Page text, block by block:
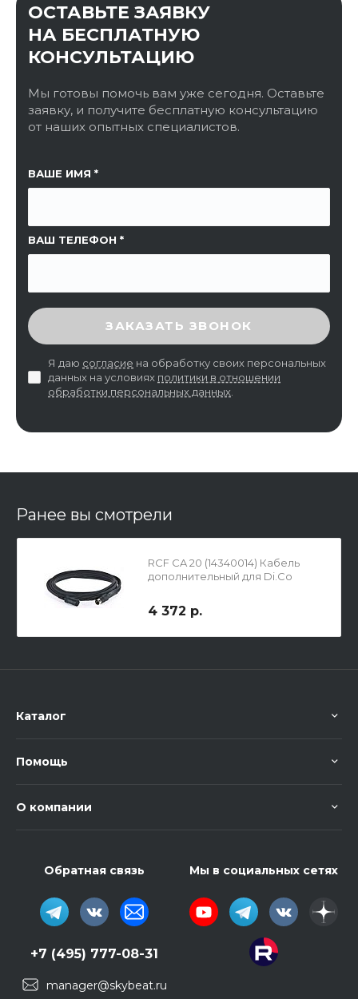
ОСТАВЬТЕ ЗАЯВКУ
НА БЕСПЛАТНУЮ
КОНСУЛЬТАЦИЮ
Мы готовы помочь вам уже сегодня. Оставьте
заявку, и получите бесплатную консультацию
от наших опытных специалистов.
ВАШЕ ИМЯ
ВАШ ТЕЛЕФОН
ССЫЛКА НА СТРАНИЦУ
ВВЕДИТЕ ПРОВЕРОЧНЫЙ КОД
ЗАКАЗАТЬ ЗВОНОК
Я даю согласие на обработку своих персональных
данных на условиях политики в отношении
обработки персональных данных
Ранее вы смотрели
RCF CA 20 (14340014) Кабель
дополнительный для Di.Co
4 372 р.
Каталог
Помощь
О компании
Обратная связь
+7 (495) 777-08-31
manager@skybeat.ru
Мы в социальных сетях